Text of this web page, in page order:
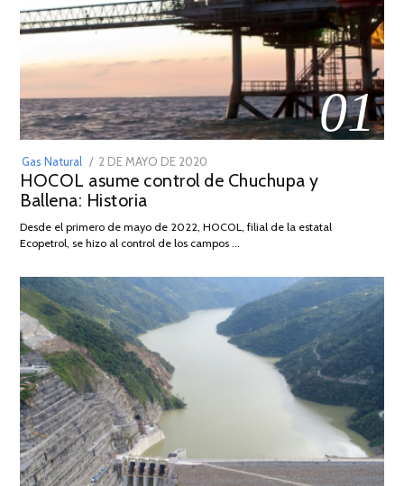
01
Gas Natural
POSTED
ON
2 DE MAYO DE 2020
DE
2026
HOCOL asume control de Chuchupa y
Ballena: Historia
Desde el primero de mayo de 2022, HOCOL, filial de la estatal
Ecopetrol, se hizo al control de los campos …